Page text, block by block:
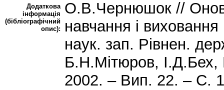
Додаткова
інформація
(бібліографічний
опис):
О.В.Чернюшок //
навчання і
наук. зап. Рівнен.
Б.Н.Мітюров, І.Д.Бех,
2002. – Вип. 22. – С.